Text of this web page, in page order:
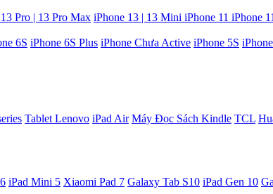
Pro | 13 Pro Max iPhone 13 | 13 Mini iPhone 11 iPhone
6S iPhone 6S Plus iPhone Chưa Active iPhone 5S
Tablet Lenovo iPad Air Máy Đọc Sách Kindle TCL
iPad Mini 5 Xiaomi Pad 7 Galaxy Tab S10 iPad Gen 10